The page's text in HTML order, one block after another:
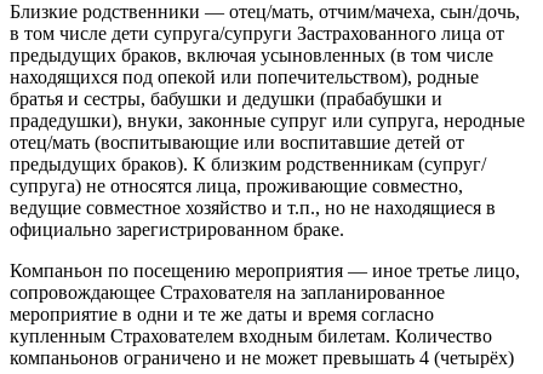
Близкие родственники — отец/мать, отчим/мачеха, сын/дочь,
в том числе дети супруга/супруги Застрахованного лица от
предыдущих браков, включая усыновленных (в том числе
находящихся под опекой или попечительством), родные
братья и сестры, бабушки и дедушки (прабабушки и
прадедушки), внуки, законные супруг или супруга, неродные
отец/мать (воспитывающие или воспитавшие детей от
предыдущих браков). К близким родственникам (супруг/
супруга) не относятся лица, проживающие совместно,
ведущие совместное хозяйство и т.п., но не находящиеся в
официально зарегистрированном браке.
Компаньон по посещению мероприятия — иное третье лицо,
сопровождающее Страхователя на запланированное
мероприятие в одни и те же даты и время согласно
купленным Страхователем входным билетам. Количество
компаньонов ограничено и не может превышать 4 (четырёх)